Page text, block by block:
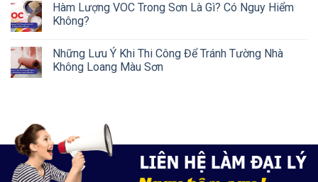
Hàm Lượng VOC Trong Sơn Là Gì? Có Nguy Hiểm
Không?
Những Lưu Ý Khi Thi Công Để Tránh Tường Nhà
Không Loang Màu Sơn